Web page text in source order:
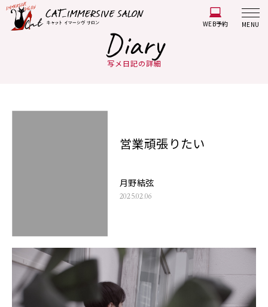
WEB予約 MENU
Diary
写メ日記の詳細
営業頑張りたい
月野結弦
2025.02.06